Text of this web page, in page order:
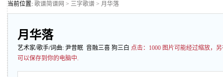
当前位置: 歌谱简谱网 > 三字歌谱 > 月华落
月华落
艺术家/歌手/词曲: 尹昔眠 音融三喜 狗三白 点击： 1000 图片可能经过缩放，
可以保存到你的电脑中.